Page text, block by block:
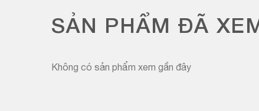
SẢN PHẨM ĐÃ
Không có sản phẩm xem gần đây